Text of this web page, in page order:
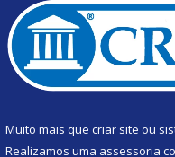
Muito mais que criar site ou
Realizamos uma assessoria